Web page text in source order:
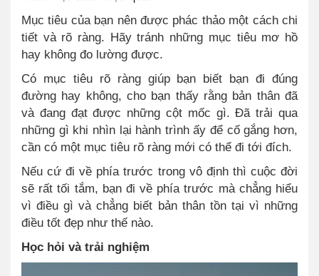
Mục tiêu của bạn nên được phác thảo một cách chi
tiết và rõ ràng. Hãy tránh những mục tiêu mơ hồ
hay không đo lường được.
Có mục tiêu rõ ràng giúp bạn biết bạn đi đúng
đường hay không, cho bạn thấy rằng bản thân đã
và đang đạt được những cột mốc gì. Đã trải qua
những gì khi nhìn lại hành trình ấy để cố gắng hơn,
cần có một mục tiêu rõ ràng mới có thể đi tới đích.
Nếu cứ đi về phía trước trong vô định thì cuộc đời
sẽ rất tối tắm, bạn đi về phía trước mà chẳng hiểu
vì điều gì và chẳng biết bản thân tồn tại vì những
điều tốt đẹp như thế nào.
Học hỏi và trải nghiệm